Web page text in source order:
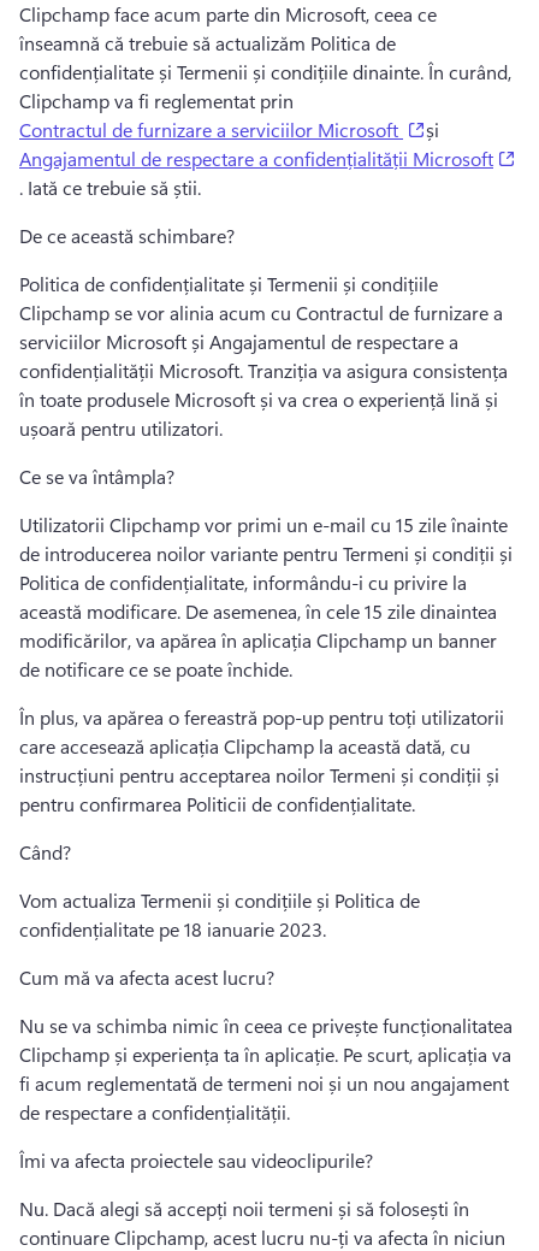
Clipchamp face acum parte din Microsoft, ceea ce
înseamnă că trebuie să actualizăm Politica de
confidențialitate și Termenii și condițiile dinainte. În curând,
Clipchamp va fi reglementat prin
Contractul de furnizare a serviciilor Microsoft
(opens in a
și
Angajamentul de respectare a confidențialității Microsoft
. Iată ce trebuie să știi.
De ce această schimbare?
Politica de confidențialitate și Termenii și condițiile
Clipchamp se vor alinia acum cu Contractul de furnizare a
serviciilor Microsoft și Angajamentul de respectare a
confidențialității Microsoft. Tranziția va asigura consistența
în toate produsele Microsoft și va crea o experiență lină și
ușoară pentru utilizatori.
Ce se va întâmpla?
Utilizatorii Clipchamp vor primi un e-mail cu 15 zile înainte
de introducerea noilor variante pentru Termeni și condiții și
Politica de confidențialitate, informându-i cu privire la
această modificare. De asemenea, în cele 15 zile dinaintea
modificărilor, va apărea în aplicația Clipchamp un banner
de notificare ce se poate închide.
În plus, va apărea o fereastră pop-up pentru toți utilizatorii
care accesează aplicația Clipchamp la această dată, cu
instrucțiuni pentru acceptarea noilor Termeni și condiții și
pentru confirmarea Politicii de confidențialitate.
Când?
Vom actualiza Termenii și condițiile și Politica de
confidențialitate pe 18 ianuarie 2023.
Cum mă va afecta acest lucru?
Nu se va schimba nimic în ceea ce privește funcționalitatea
Clipchamp și experiența ta în aplicație. Pe scurt, aplicația va
fi acum reglementată de termeni noi și un nou angajament
de respectare a confidențialității.
Îmi va afecta proiectele sau videoclipurile?
Nu. Dacă alegi să accepți noii termeni și să folosești în
continuare Clipchamp, acest lucru nu-ți va afecta în niciun